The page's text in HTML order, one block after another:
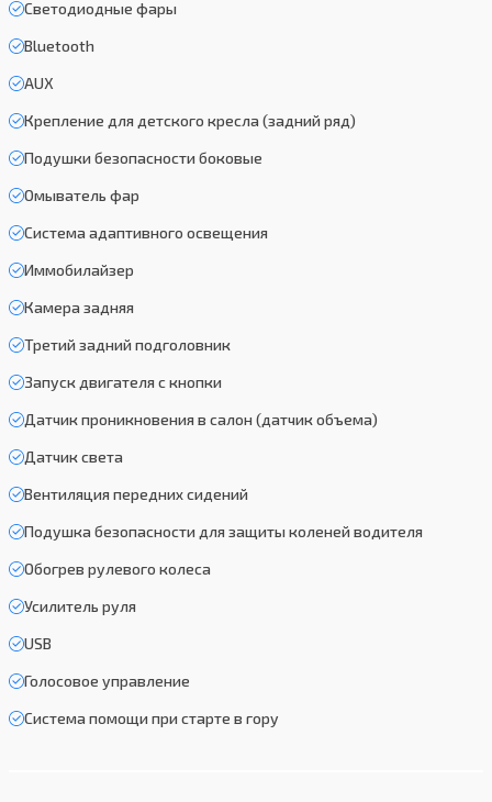
Светодиодные фары
Bluetooth
AUX
Крепление для детского кресла (задний ряд)
Подушки безопасности боковые
Омыватель фар
Система адаптивного освещения
Иммобилайзер
Камера задняя
Третий задний подголовник
Запуск двигателя с кнопки
Датчик проникновения в салон (датчик объема)
Датчик света
Вентиляция передних сидений
Подушка безопасности для защиты коленей водителя
Обогрев рулевого колеса
Усилитель руля
USB
Голосовое управление
Система помощи при старте в гору